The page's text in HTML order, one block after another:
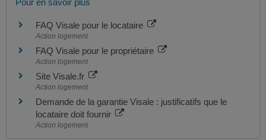
FAQ Visale pour le locataire
Action logement
FAQ Visale pour le propriétaire
Action logement
Site Visale.fr
Action logement
Demande de la garantie Visale : justificatifs que le
locataire doit fournir
Action logement